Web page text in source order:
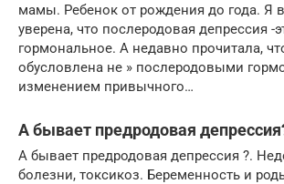
мамы. Ребенок от рождения до года. Я
уверена, что послеродовая депрессия -
гормональное. А недавно прочитала,
обусловлена не » послеродовыми
изменением привычного…
А бывает предродовая
А бывает предродовая депрессия ?.
болезни, токсикоз. Беременность и